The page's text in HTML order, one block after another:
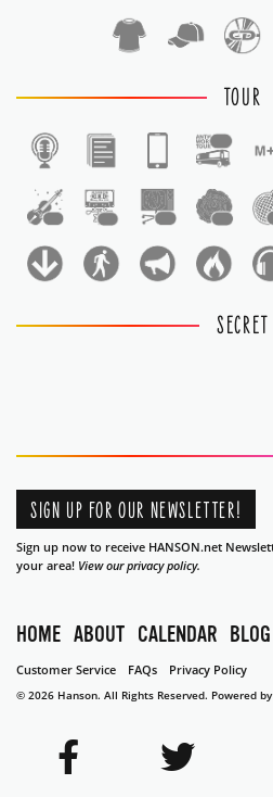
TOUR
SECRET
SIGN UP FOR OUR NEWSLETTER!
Sign up now to receive HANSON.net
your area! View our privacy policy.
HOME ABOUT CALENDAR BLOG
Customer Service FAQs Privacy Policy
© 2026 Hanson. All Rights Reserved. Powered